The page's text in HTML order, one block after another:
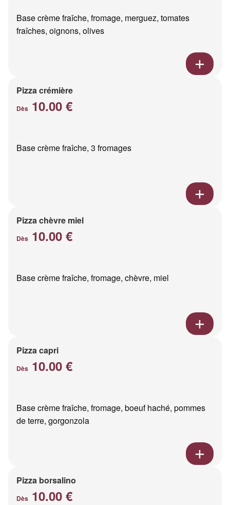
Base crème fraîche, fromage, merguez, tomates
fraîches, oignons, olives
Pizza crémière
Dès 10.00 €
Base crème fraîche, 3 fromages
Pizza chèvre miel
Dès 10.00 €
Base crème fraîche, fromage, chèvre, miel
Pizza capri
Dès 10.00 €
Base crème fraîche, fromage, boeuf haché, pommes
de terre, gorgonzola
Pizza borsalino
Dès 10.00 €